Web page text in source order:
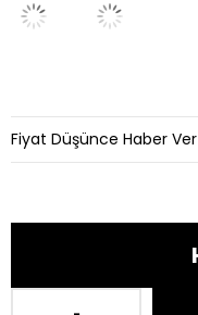
Fiyat Düşünce Haber Ver